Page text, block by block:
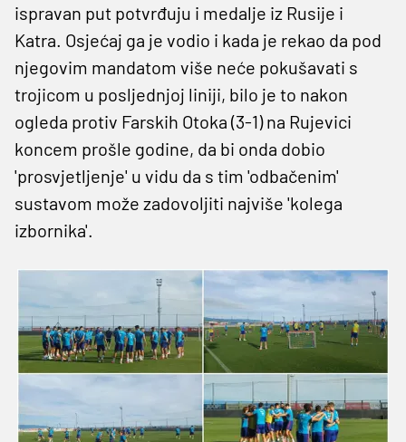
ispravan put potvrđuju i medalje iz Rusije i
Katra. Osjećaj ga je vodio i kada je rekao da pod
njegovim mandatom više neće pokušavati s
trojicom u posljednjoj liniji, bilo je to nakon
ogleda protiv Farskih Otoka (3-1) na Rujevici
koncem prošle godine, da bi onda dobio
'prosvjetljenje' u vidu da s tim 'odbačenim'
sustavom može zadovoljiti najviše 'kolega
izbornika'.